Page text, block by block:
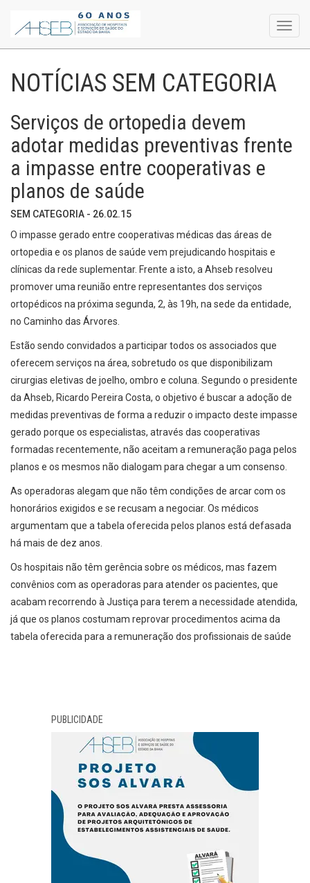
NOTÍCIAS SEM CATEGORIA
Serviços de ortopedia devem
adotar medidas preventivas frente
a impasse entre cooperativas e
planos de saúde
SEM CATEGORIA - 26.02.15
O impasse gerado entre cooperativas médicas das áreas de
ortopedia e os planos de saúde vem prejudicando hospitais e
clínicas da rede suplementar. Frente a isto, a Ahseb resolveu
promover uma reunião entre representantes dos serviços
ortopédicos na próxima segunda, 2, às 19h, na sede da entidade,
no Caminho das Árvores.
Estão sendo convidados a participar todos os associados que
oferecem serviços na área, sobretudo os que disponibilizam
cirurgias eletivas de joelho, ombro e coluna. Segundo o presidente
da Ahseb, Ricardo Pereira Costa, o objetivo é buscar a adoção de
medidas preventivas de forma a reduzir o impacto deste impasse
gerado porque os especialistas, através das cooperativas
formadas recentemente, não aceitam a remuneração paga pelos
planos e os mesmos não dialogam para chegar a um consenso.
As operadoras alegam que não têm condições de arcar com os
honorários exigidos e se recusam a negociar. Os médicos
argumentam que a tabela oferecida pelos planos está defasada
há mais de dez anos.
Os hospitais não têm gerência sobre os médicos, mas fazem
convênios com as operadoras para atender os pacientes, que
acabam recorrendo à Justiça para terem a necessidade atendida,
já que os planos costumam reprovar procedimentos acima da
tabela oferecida para a remuneração dos profissionais de saúde
PUBLICIDADE